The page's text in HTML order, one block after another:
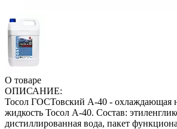
О товаре
ОПИСАНИЕ:
Тосол ГОСТовский А-40 - охлаждающая
жидкость Тосол А-40. Состав:
дистиллированная вода, пакет